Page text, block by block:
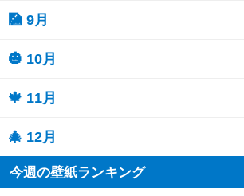
🎑 9月
🎃 10月
🍁 11月
🎄 12月
今週の壁紙ランキング